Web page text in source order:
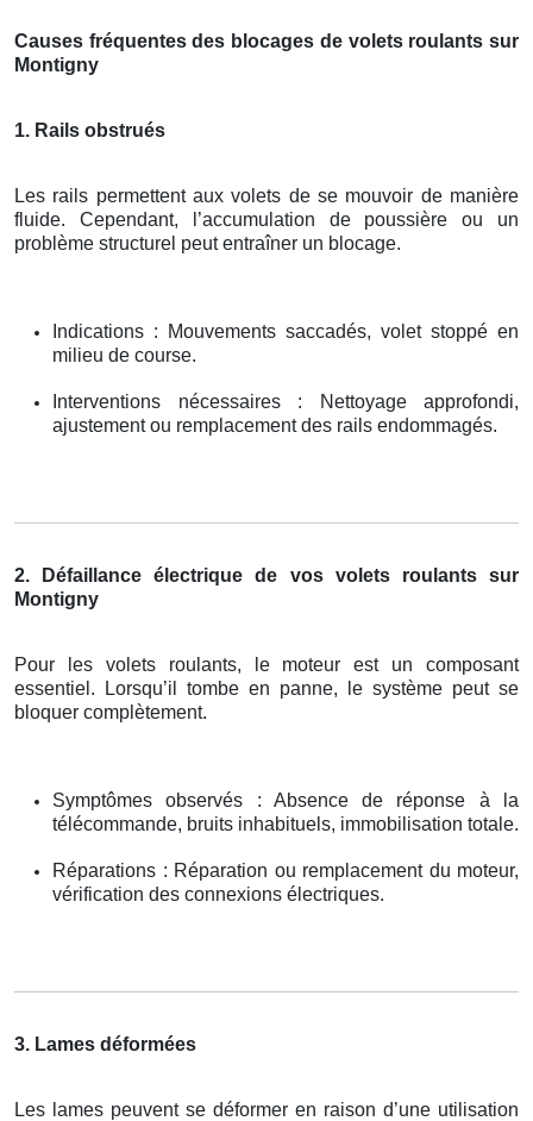
Causes fréquentes des blocages de volets roulants sur
Montigny
1. Rails obstrués
Les rails permettent aux volets de se mouvoir de manière
fluide. Cependant, l’accumulation de poussière ou un
problème structurel peut entraîner un blocage.
Indications : Mouvements saccadés, volet stoppé en
milieu de course.
Interventions nécessaires : Nettoyage approfondi,
ajustement ou remplacement des rails endommagés.
2. Défaillance électrique de vos volets roulants sur
Montigny
Pour les volets roulants, le moteur est un composant
essentiel. Lorsqu’il tombe en panne, le système peut se
bloquer complètement.
Symptômes observés : Absence de réponse à la
télécommande, bruits inhabituels, immobilisation totale.
Réparations : Réparation ou remplacement du moteur,
vérification des connexions électriques.
3. Lames déformées
Les lames peuvent se déformer en raison d’une utilisation